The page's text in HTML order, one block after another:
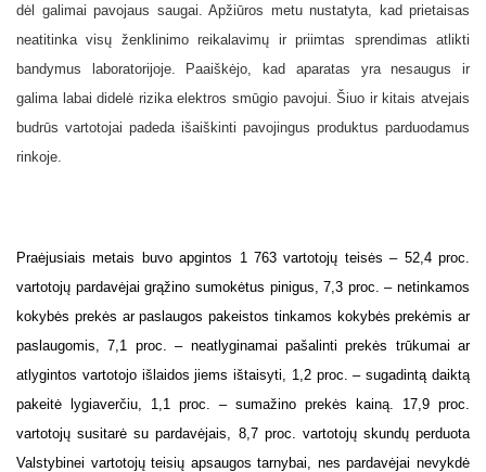
dėl galimai pavojaus saugai. Apžiūros metu nustatyta, kad prietaisas
neatitinka visų ženklinimo reikalavimų ir priimtas sprendimas atlikti
bandymus laboratorijoje. Paaiškėjo, kad aparatas yra nesaugus ir
galima labai didelė rizika elektros smūgio pavojui. Šiuo ir kitais atvejais
budrūs vartotojai padeda išaiškinti pavojingus produktus parduodamus
rinkoje.
Praėjusiais metais buvo apgintos 1 763 vartotojų teisės – 52,4 proc.
vartotojų pardavėjai grąžino sumokėtus pinigus, 7,3 proc. – netinkamos
kokybės prekės ar paslaugos pakeistos tinkamos kokybės prekėmis ar
paslaugomis, 7,1 proc. – neatlyginamai pašalinti prekės trūkumai ar
atlygintos vartotojo išlaidos jiems ištaisyti, 1,2 proc. – sugadintą daiktą
pakeitė lygiaverčiu, 1,1 proc. – sumažino prekės kainą. 17,9 proc.
vartotojų susitarė su pardavėjais, 8,7 proc. vartotojų skundų perduota
Valstybinei vartotojų teisių apsaugos tarnybai, nes pardavėjai nevykdė